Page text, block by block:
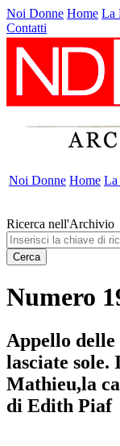
Noi Donne Home La
Contatti
Noi Donne Home La
Ricerca nell'Archivio
Cerca
Numero
Appello delle
lasciate
Mathieu,la
di Edith Piaf